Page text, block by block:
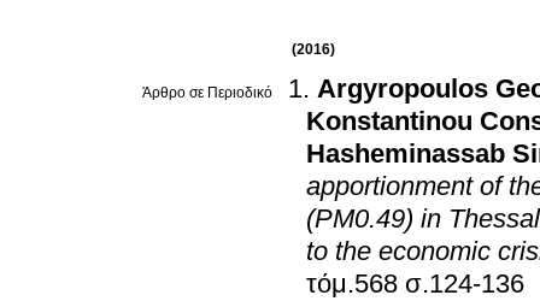
(2016)
Άρθρο σε Περιοδικό
Argyropoulos
Konstantinou
Hasheminassab
apportionment of
(PM0.49) in
to the economic
τόμ.568 σ.124-136